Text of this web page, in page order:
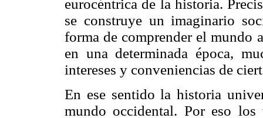
eurocéntrica de la historia.
se construye un imaginario
forma de comprender el mundo
en una determinada época,
intereses y conveniencias de
En ese sentido la historia
mundo occidental. Por eso los